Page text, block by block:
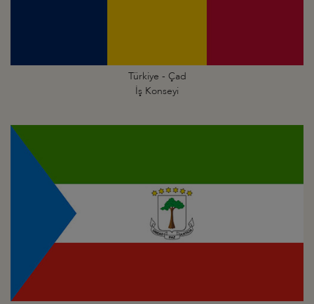
Türkiye - Çad
İş Konseyi